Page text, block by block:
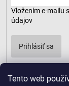
Tento web
Vložením e-mailu
údajov
Prihlásiť sa